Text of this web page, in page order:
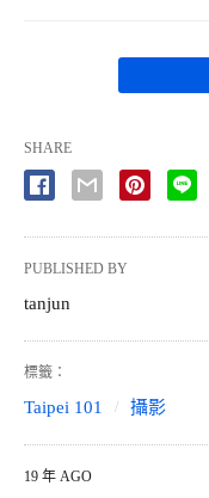
SHARE
PUBLISHED BY
tanjun
標籤：
Taipei 101 攝影
19 年 AGO